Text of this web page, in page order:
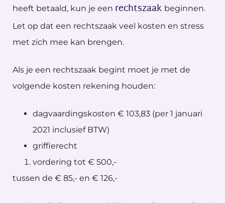
heeft betaald, kun je een rechtszaak beginnen.
Let op dat een rechtszaak veel kosten en stress
met zich mee kan brengen.
Als je een rechtszaak begint moet je met de
volgende kosten rekening houden:
dagvaardingskosten € 103,83 (per 1 januari
2021 inclusief BTW)
griffierecht
vordering tot € 500,-
tussen de € 85,- en € 126,-